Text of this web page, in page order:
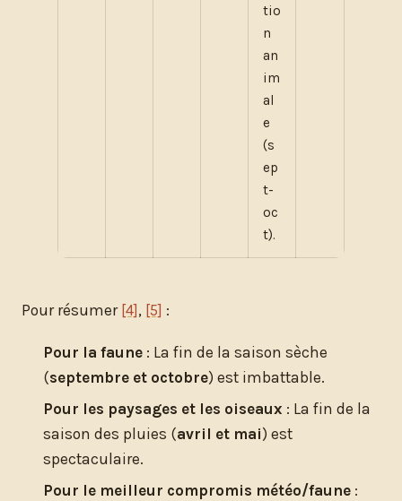
tio
n
an
im
al
e
(s
ep
t-
oc
t).
Pour résumer [4] , [5] :
Pour la faune : La fin de la saison sèche
(septembre et octobre) est imbattable.
Pour les paysages et les oiseaux : La fin de la
saison des pluies (avril et mai) est
spectaculaire.
Pour le meilleur compromis météo/faune :